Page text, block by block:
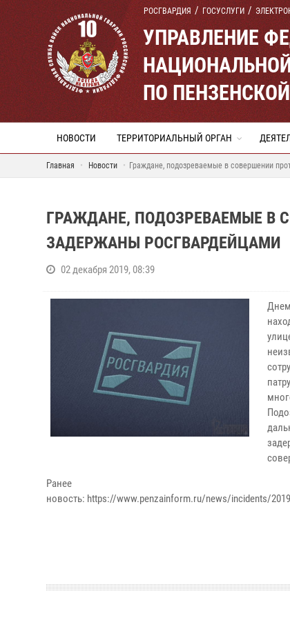
РОСГВАРДИЯ ГОСУСЛУГИ
УПРАВЛЕНИЕ
ПО
НОВОСТИ ТЕРРИТОРИАЛЬНЫЙ ОРГАН
Главная Новости Граждане, подозреваемые в совершении
ГРАЖДАНЕ, ПОДОЗРЕВАЕМЫЕ В
ЗАДЕРЖАНЫ РОСГВАРДЕЙЦАМИ
02 декабря 2019, 08:39
Ранее
новость: https://www.penzainform.ru/news/incidents/